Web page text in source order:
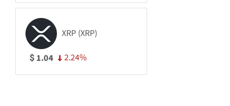
XRP (XRP)
$ 1.04 2.24%